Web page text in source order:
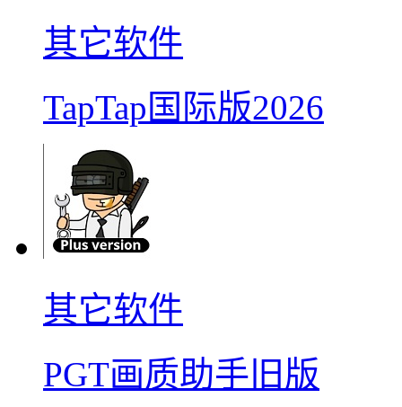
其它软件
TapTap国际版2026
其它软件
PGT画质助手旧版